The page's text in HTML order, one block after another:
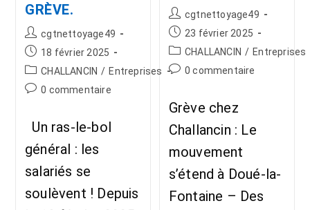
cgtnettoyage49
23 février 2025
CHALLANCIN / Entreprises
0 commentaire
Grève chez
Challancin : Le
mouvement
s’étend à Doué-la-
Fontaine – Des
GRÈVE.
cgtnettoyage49
18 février 2025
CHALLANCIN / Entreprises
0 commentaire
Un ras-le-bol
général : les
salariés se
soulèvent ! Depuis